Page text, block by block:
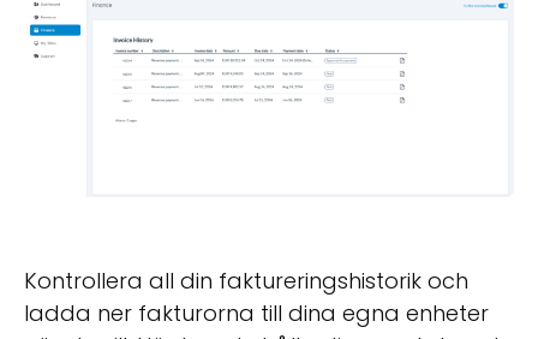
Kontrollera all din faktureringshistorik och
ladda ner fakturorna till dina egna enheter